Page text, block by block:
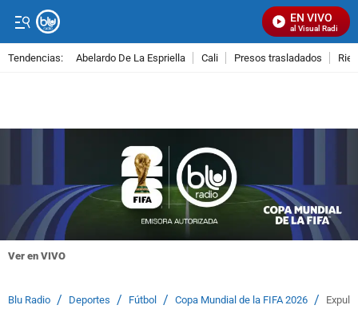
EN VIVO
Señal Visual Radio
Tendencias: Abelardo De La Espriella Cali Presos trasladados
Ver en VIVO
Blu Radio / Deportes / Fútbol / Copa Mundial de la FIFA 2026 /